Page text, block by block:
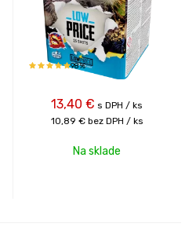
98%
13,40 € s DPH / ks
10,89 € bez DPH / ks
Na sklade